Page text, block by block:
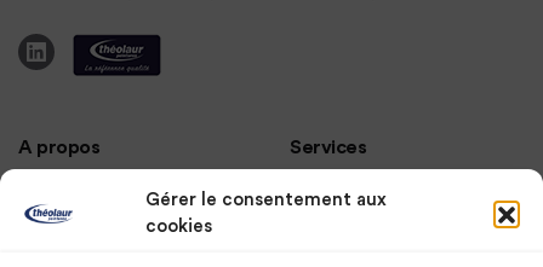
Gérer le consentement aux
cookies
A propos
Nos nuanciers
Services